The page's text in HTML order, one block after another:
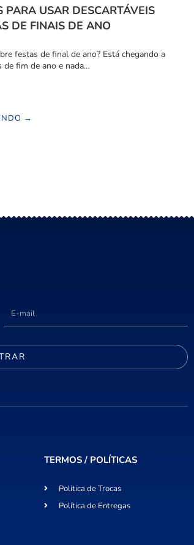
PARA USAR DESCARTÁVEIS
DE FINAIS DE ANO
festas de final de ano? Está chegando a
de fim de ano e nada…
→
TERMOS / POLÍTICAS
Política de Trocas
Política de Entregas